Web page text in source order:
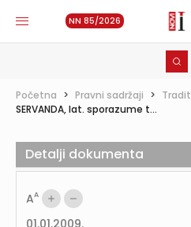
NN 85/2026
Početna > Pravni sadržaji >
SERVANDA, lat. sporazume t...
AA
01.01.2009.
Detalji dokumenta